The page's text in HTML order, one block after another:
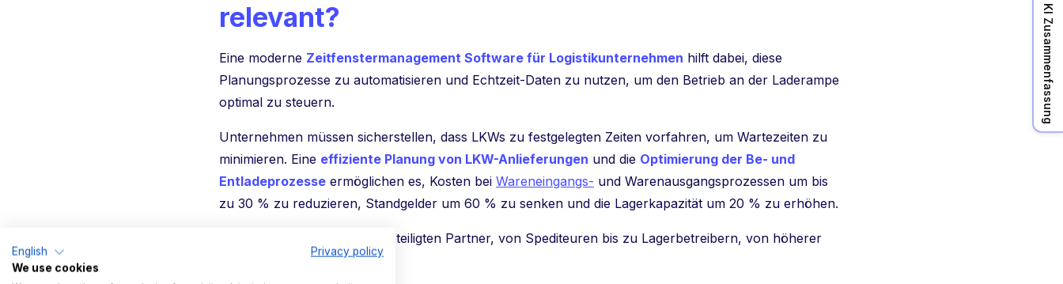
relevant?
Eine moderne Zeitfenstermanagement Software für Logistikunternehmen hilft dabei, diese
Planungsprozesse zu automatisieren und Echtzeit-Daten zu nutzen, um den Betrieb an der Laderampe
optimal zu steuern.
Unternehmen müssen sicherstellen, dass LKWs zu festgelegten Zeiten vorfahren, um Wartezeiten zu
minimieren. Eine effiziente Planung von LKW-Anlieferungen und die Optimierung der Be- und
Entladeprozesse ermöglichen es, Kosten bei Wareneingangs- und Warenausgangsprozessen um bis
zu 30 % zu reduzieren, Standgelder um 60 % zu senken und die Lagerkapazität um 20 % zu erhöhen.
Gleichzeitig profitieren alle beteiligten Partner, von Spediteuren bis zu Lagerbetreibern, von höherer
Zufriedenheit und Effizienz.
KI Zusammenfassung
English
Privacy policy
We use cookies